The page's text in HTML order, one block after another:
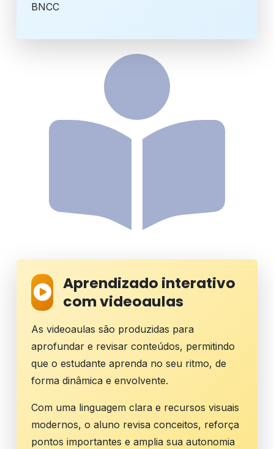
BNCC
Aprendizado interativo
com videoaulas
As videoaulas são produzidas para
aprofundar e revisar conteúdos, permitindo
que o estudante aprenda no seu ritmo, de
forma dinâmica e envolvente.
Com uma linguagem clara e recursos visuais
modernos, o aluno revisa conceitos, reforça
pontos importantes e amplia sua autonomia